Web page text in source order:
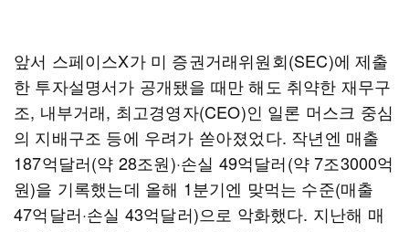
앞서 스페이스X가 미 증권거래위원회(SEC)에 제출
한 투자설명서가 공개됐을 때만 해도 취약한 재무구
조, 내부거래, 최고경영자(CEO)인 일론 머스크 중심
의 지배구조 등에 우려가 쏟아졌었다. 작년엔 매출
187억달러(약 28조원)·손실 49억달러(약 7조3000억
원)을 기록했는데 올해 1분기엔 맞먹는 수준(매출
47억달러·손실 43억달러)으로 악화했다. 지난해 매